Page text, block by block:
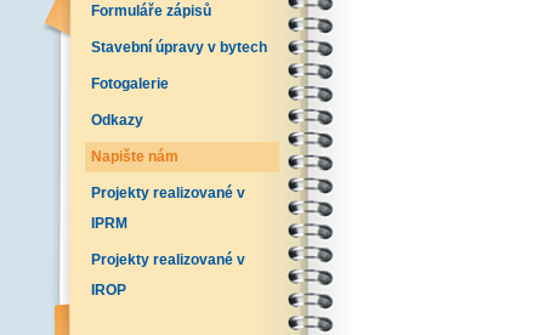
Formuláře zápisů
Stavební úpravy v bytech
Fotogalerie
Odkazy
Napište nám
Projekty realizované v
IPRM
Projekty realizované v
IROP